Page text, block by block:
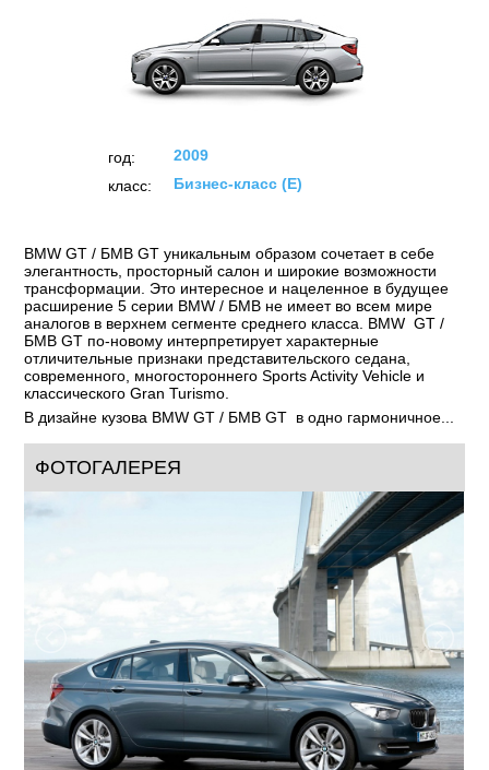
год:
2009
класс:
Бизнес-класс (E)
BMW GT / БМВ GT уникальным образом сочетает в себе
элегантность, просторный салон и широкие возможности
трансформации. Это интересное и нацеленное в будущее
расширение 5 серии BMW / БМВ не имеет во всем мире
аналогов в верхнем сегменте среднего класса. BMW GT /
БМВ GT по-новому интерпретирует характерные
отличительные признаки представительского седана,
современного, многостороннего Sports Activity Vehicle и
классического Gran Turismo.
В дизайне кузова BMW GT / БМВ GT в одно гармоничное...
ФОТОГАЛЕРЕЯ